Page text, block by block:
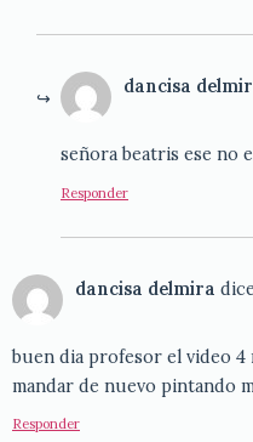
dancisa
señora beatris ese no
Responder
dancisa delmira
buen dia profesor el video
mandar de nuevo pintando
Responder